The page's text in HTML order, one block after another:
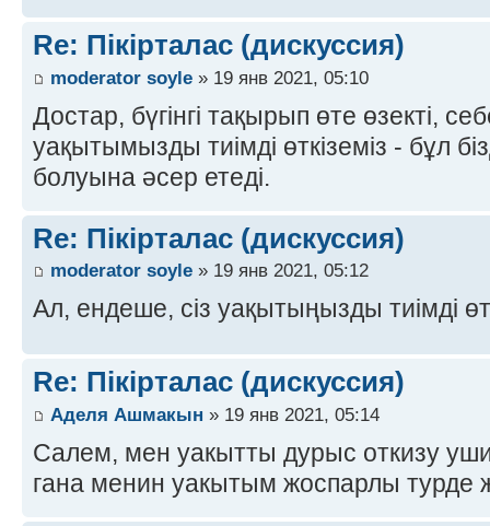
Re: Пікірталас (дискуссия)
moderator soyle » 19 янв 2021, 05:10
Достар, бүгінгі тақырып өте өзекті,
уақытымызды тиімді өткіземіз - бұл
болуына әсер етеді.
Re: Пікірталас (дискуссия)
moderator soyle » 19 янв 2021, 05:12
Ал, ендеше, сіз уақытыңызды тиімді
Re: Пікірталас (дискуссия)
Аделя Ашмакын » 19 янв 2021, 05:14
Салем, мен уакытты дурыс откизу
гана менин уакытым жоспарлы турде